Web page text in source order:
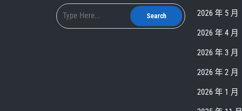
2026 年 5 月
2026 年 4 月
2026 年 3 月
2026 年 2 月
2026 年 1 月